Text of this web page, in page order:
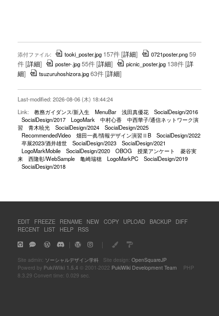
添付ファイル: tooki_poster.jpg 157件[詳細] 0721poster.png59
件[詳細] poster-.jpg55件[詳細] picnic_poster.jpg 138件[詳
細] tsuzuruhoshizora.jpg63件[詳細]
Last-modified: 2026-08-06 (木) 18:44:24
Link:
教務ガイダンス/新入生 MenuBar 浅田真優花
SocialDesign/2016
SocialDesign/2017
LogoMark 中村心香
中西華子/通信ネットワーク演
習
青木暁光 SocialDesign/2024
SocialDesign/2025
RecommendedVideo
畑田一眞/情報デザイン演習ⅡB
SocialDesign/2022
卒展2023/酒井雄世
SocialDesign/2023
SocialDesign/2021
LogoMarkMobile
SocialDesign/2020 OBOG 授業アンケート
菱谷実
来
西隆彰/WebSample 亀崎瑞穂 LogoMarkPC
SocialDesign/2019
SocialDesign/2018
EDIT FREEZE RENAME NEW COPY UPLOAD BACKUP
DIFF
RECENT
LIST HELP RSS
｜ ｜
Site admin: ソーシャルデザイン学科Site design: OpenSquareJP
Powerd by PukiWiki 1.5.4 © 2001-2022 PukiWiki Development Team PHP
8.3.29 Convert time: 0.029 sec.